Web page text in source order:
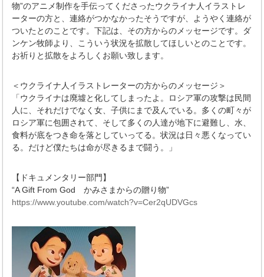
物”のアニメ制作を手伝ってくださったウクライナ人イラストレ
ーターの方と、連絡がつかなかったそうですが、ようやく連絡が
ついたとのことです。下記は、その方からのメッセージです。ダ
ンケン牧師より、こういう状況を拡散してほしいとのことです。
お祈りと拡散をよろしくお願い致します。
＜ウクライナ人イラストレーターの方からのメッセージ＞
「ウクライナは廃墟と化してしまったよ。ロシア軍の攻撃は民間
人に、それだけでなく女、子供にまで及んでいる。多くの町々が
ロシア軍に包囲されて、そして多くの人達が地下に避難し、水、
食料が底をつき命を落としていってる。状況は日々悪くなってい
る。だけど僕たちは命が尽きるまで闘う。」
【ドキュメンタリー部門】
“A Gift From God かみさまからの贈り物”
https://www.youtube.com/watch?v=Cer2qUDVGcs